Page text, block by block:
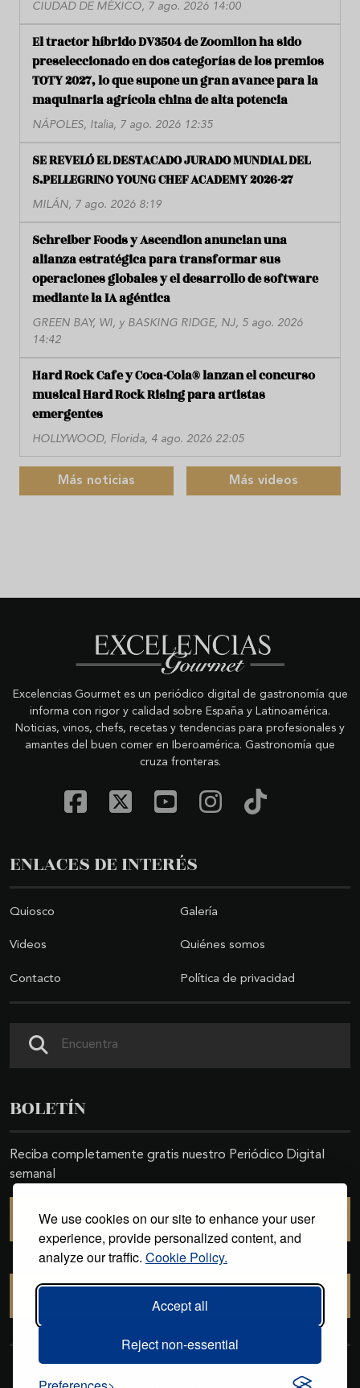
We use cookies on our site to enhance your user
experience, provide personalized content, and
analyze our traffic. Cookie Policy.
Accept all
Reject non-essential
CIUDAD DE MÉXICO, 7 ago. 2026 14:00
El tractor híbrido DV3504 de Zoomlion ha sido
preseleccionado en dos categorías de los premios
TOTY 2027, lo que supone un gran avance para la
maquinaria agrícola china de alta potencia
NÁPOLES, Italia, 7 ago. 2026 12:35
SE REVELÓ EL DESTACADO JURADO MUNDIAL DEL
S.PELLEGRINO YOUNG CHEF ACADEMY 2026-27
MILÁN, 7 ago. 2026 8:19
Schreiber Foods y Ascendion anuncian una
alianza estratégica para transformar sus
operaciones globales y el desarrollo de software
mediante la IA agéntica
GREEN BAY, WI, y BASKING RIDGE, NJ, 5 ago. 2026
14:42
Hard Rock Cafe y Coca-Cola® lanzan el concurso
musical Hard Rock Rising para artistas
emergentes
HOLLYWOOD, Florida, 4 ago. 2026 22:05
Más noticias Más videos
Excelencias Gourmet es un periódico digital de gastronomía que
informa con rigor y calidad sobre España y Latinoamérica.
Noticias, vinos, chefs, recetas y tendencias para profesionales y
amantes del buen comer en Iberoamérica. Gastronomía que
cruza fronteras.
ENLACES DE INTERÉS
Quiosco Galería
Videos Quiénes somos
Contacto Política de privacidad
BOLETÍN
Reciba completamente gratis nuestro Periódico Digital
semanal
SUSCRIBIRSE